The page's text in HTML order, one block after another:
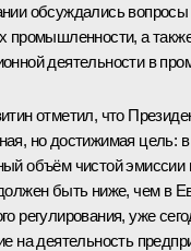
обсуждались вопросы
промышленности, а
деятельности в
отметил, что
но достижимая цель:
объём чистой эмиссии
быть ниже, чем в
регулирования, уже
на деятельность